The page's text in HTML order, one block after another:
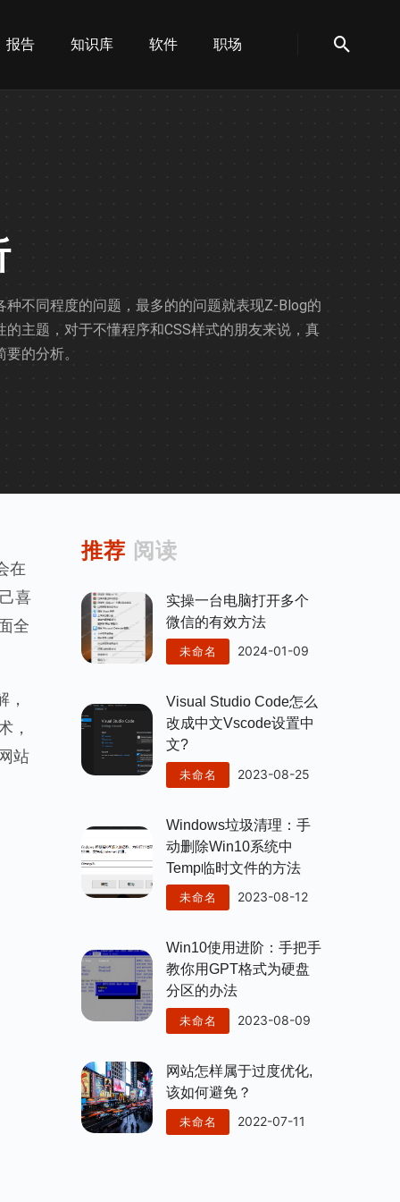
报告 知识库 软件 职场
不同程度的问题，最多的的问题就表现Z-Blog的
主题，对于不懂程序和CSS样式的朋友来说，真
的分析。
在
喜
全
，
站
推荐 阅读
实操一台电脑打开多个
微信的有效方法
未命名 2024-01-09
Visual Studio Code怎么
改成中文vscode设置中
文?
未命名 2023-08-25
Windows垃圾清理：手
动删除win10系统中
Temp临时文件的方法
未命名 2023-08-12
Win10使用进阶：手把手
教你用GPT格式为硬盘
分区的办法
未命名 2023-08-09
网站怎样属于过度优化,
该如何避免？
未命名 2022-07-11